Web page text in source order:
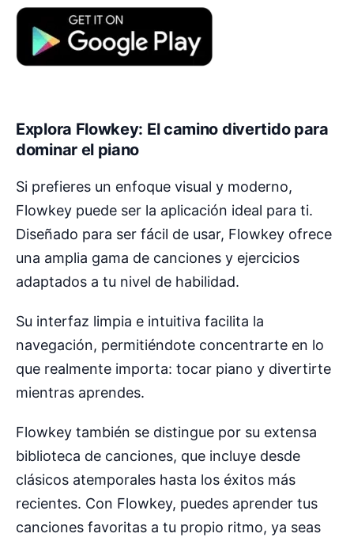
Explora Flowkey: El camino divertido para
dominar el piano
Si prefieres un enfoque visual y moderno,
Flowkey puede ser la aplicación ideal para ti.
Diseñado para ser fácil de usar, Flowkey ofrece
una amplia gama de canciones y ejercicios
adaptados a tu nivel de habilidad.
Su interfaz limpia e intuitiva facilita la
navegación, permitiéndote concentrarte en lo
que realmente importa: tocar piano y divertirte
mientras aprendes.
Flowkey también se distingue por su extensa
biblioteca de canciones, que incluye desde
clásicos atemporales hasta los éxitos más
recientes. Con Flowkey, puedes aprender tus
canciones favoritas a tu propio ritmo, ya seas